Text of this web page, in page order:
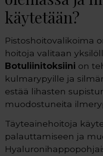
käytetään?
Pistoshoitovalikoima
hoitoja valitaan
Botuliinitoksiini on
kulmarypyille ja
estää lihasten
muodostuneita
Täyteainehoitoja
palauttamiseen ja